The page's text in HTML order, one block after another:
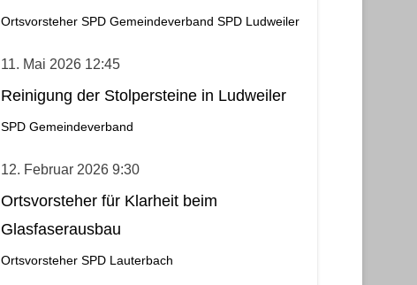
Ortsvorsteher SPD Gemeindeverband SPD Ludweiler
11. Mai 2026 12:45
Reinigung der Stolpersteine in Ludweiler
SPD Gemeindeverband
12. Februar 2026 9:30
Ortsvorsteher für Klarheit beim
Glasfaserausbau
Ortsvorsteher SPD Lauterbach